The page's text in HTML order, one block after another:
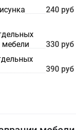
240 руб
мебели
330 руб
390 руб